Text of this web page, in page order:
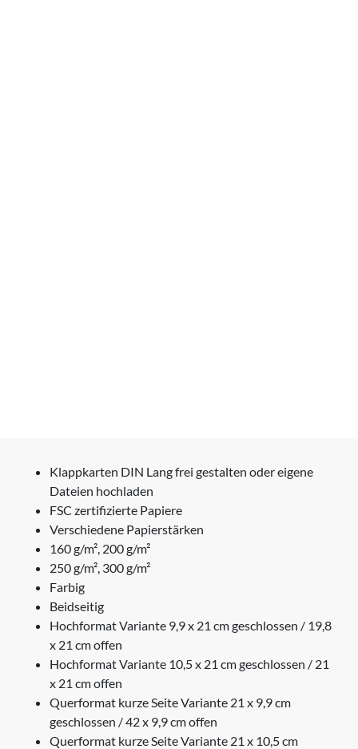
Klappkarten DIN Lang frei gestalten oder eigene
Dateien hochladen
FSC zertifizierte Papiere
Verschiedene Papierstärken
160 g/m², 200 g/m²
250 g/m², 300 g/m²
Farbig
Beidseitig
Hochformat Variante 9,9 x 21 cm geschlossen / 19,8
x 21 cm offen
Hochformat Variante 10,5 x 21 cm geschlossen / 21
x 21 cm offen
Querformat kurze Seite Variante 21 x 9,9 cm
geschlossen / 42 x 9,9 cm offen
Querformat kurze Seite Variante 21 x 10,5 cm